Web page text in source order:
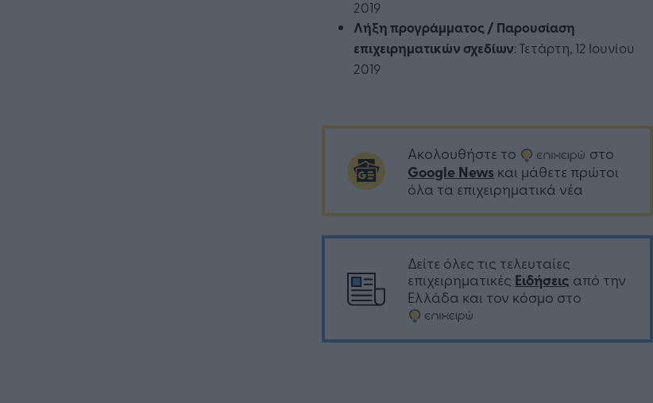
2019
Λήξη προγράμματος / Παρουσίαση
επιχειρηματικών σχεδίων: Τετάρτη, 12 Ιουνίου
2019
Ακολουθήστε το στο
Google News και μάθετε πρώτοι
όλα τα επιχειρηματικά νέα
Δείτε όλες τις τελευταίες
επιχειρηματικές Ειδήσεις από την
Ελλάδα και τον κόσμο στο